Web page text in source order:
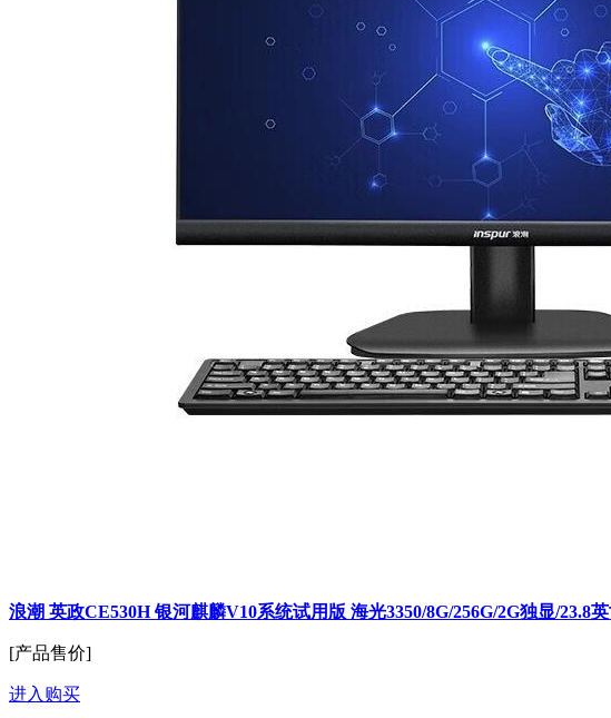
浪潮 英政CE530H 银河麒麟V10系统试用版 海光3350/8G/256G/2G独显/23.8
[产品售价]
进入购买